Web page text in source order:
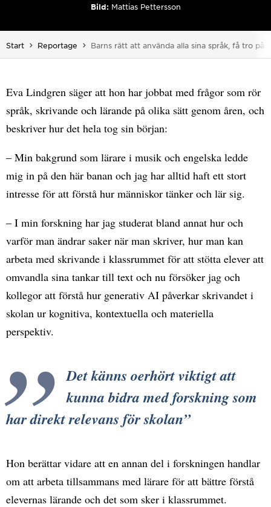
Bild: Mattias Pettersson
Start Reportage Du är här:
Barns rätt att använda alla sina språk, få tro på
Eva Lindgren säger att hon har jobbat med frågor som rör
språk, skrivande och lärande på olika sätt genom åren, och
beskriver hur det hela tog sin början:
– Min bakgrund som lärare i musik och engelska ledde
mig in på den här banan och jag har alltid haft ett stort
intresse för att förstå hur människor tänker och lär sig.
– I min forskning har jag studerat bland annat hur och
varför man ändrar saker när man skriver, hur man kan
arbeta med skrivande i klassrummet för att stötta elever att
omvandla sina tankar till text och nu försöker jag och
kollegor att förstå hur generativ AI påverkar skrivandet i
skolan ur kognitiva, kontextuella och materiella
perspektiv.
Det känns oerhört viktigt att
kunna bidra med forskning som
har direkt relevans för skolan
Hon berättar vidare att en annan del i forskningen handlar
om att arbeta tillsammans med lärare för att bättre förstå
elevernas lärande och det som sker i klassrummet.